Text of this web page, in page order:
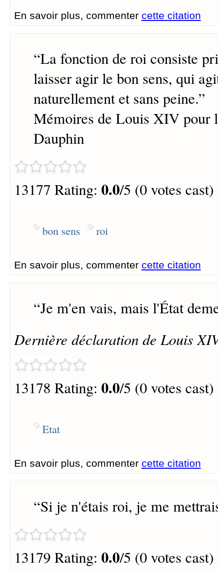
En savoir plus, commenter cette citation
“La fonction de roi consiste
laisser agir le bon sens, qui
naturellement et sans peine.”
Mémoires de Louis XIV pour
Dauphin
13177 Rating: 0.0/5 (0 votes cast)
bon sens roi
En savoir plus, commenter cette citation
“Je m'en vais, mais l'État
Dernière déclaration de Louis
13178 Rating: 0.0/5 (0 votes cast)
Etat
En savoir plus, commenter cette citation
“Si je n'étais roi, je me
13179 Rating: 0.0/5 (0 votes cast)